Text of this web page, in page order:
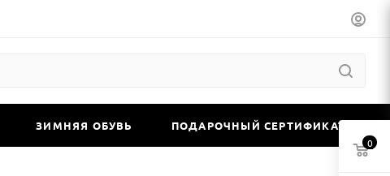
ЗИМНЯЯ ОБУВЬ ПОДАРОЧНЫЙ СЕРТИФИКАТ
0